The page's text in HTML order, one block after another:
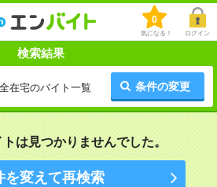
0
気になる！ ログイン
検索結果
在宅のバイト一覧 条件の変更
は見つかりませんでした。
を変えて再検索